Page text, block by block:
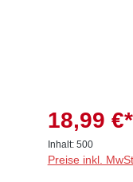
18,99 €*
Inhalt: 500
Preise inkl.